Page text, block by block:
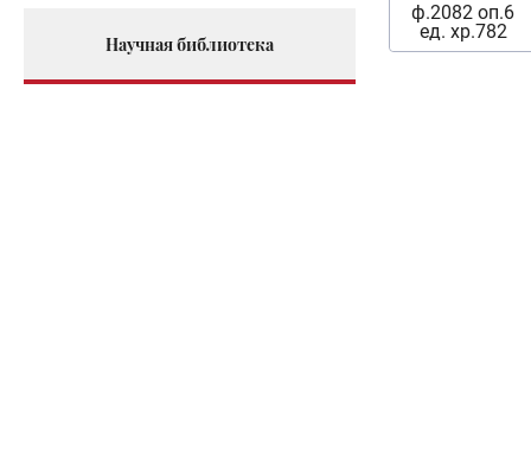
Научная библиотека
ф.2082 оп.6
ед. хр.782